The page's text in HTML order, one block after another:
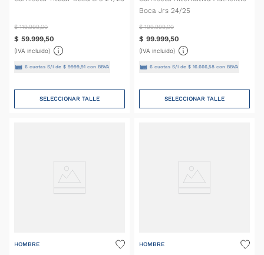
$ 119.999,00
$ 59.999,50
(IVA incluido)
6 cuotas S/I de$ 9999 ,91 con BBVA
SELECCIONAR TALLE
Boca Jrs 24/25
$ 199.999,00
$ 99.999,50
(IVA incluido)
6cuotas S/I de $ 16. 666, 58con BBVA
SELECCIONAR TALLE
HOMBRE HOMBRE